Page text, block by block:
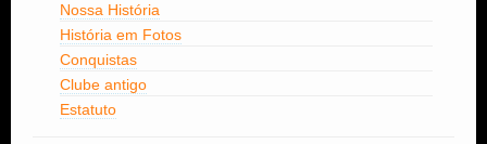
Nossa História
História em Fotos
Conquistas
Clube antigo
Estatuto